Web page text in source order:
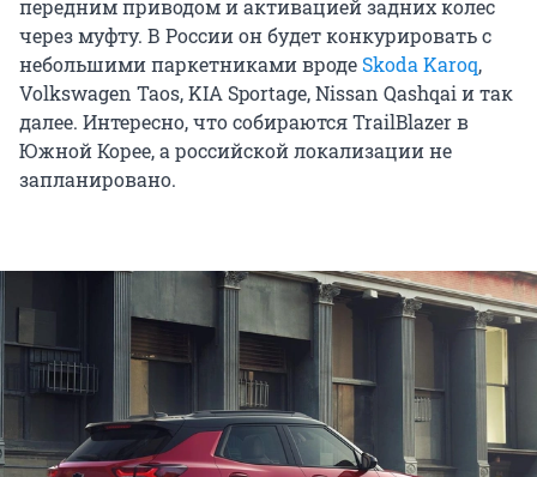
передним приводом и активацией задних колес
через муфту. В России он будет конкурировать с
небольшими паркетниками вроде Skoda Karoq,
Volkswagen Taos, KIA Sportage, Nissan Qashqai и так
далее. Интересно, что собираются TrailBlazer в
Южной Корее, а российской локализации не
запланировано.